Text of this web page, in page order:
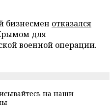
бизнесмен отказался
для
военной операции.
на наши